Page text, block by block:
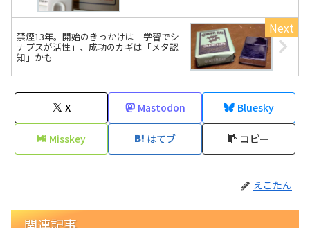
禁煙13年。開始のきっかけは「学習でシ
ナプスが活性」、成功のカギは「メタ認
知」かも
X Mastodon Bluesky
Misskey はてブ コピー
えこたん